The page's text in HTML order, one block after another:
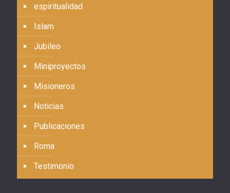
espiritualidad
Islam
Jubileo
Miniproyectos
Misioneros
Noticias
Publicaciones
Roma
Testimonio